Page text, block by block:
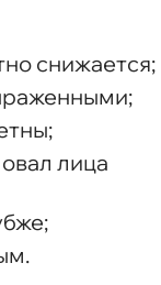
снижается;
лица